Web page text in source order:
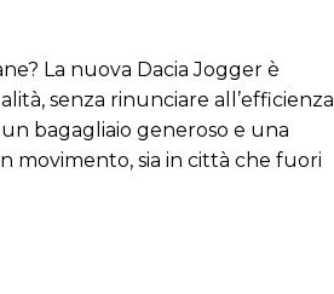
La nuova Dacia Jogger è
senza rinunciare all’efficienza
bagagliaio generoso e una
movimento, sia in città che fuori